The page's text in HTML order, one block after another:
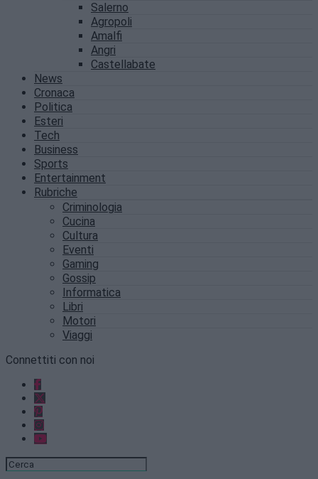
Salerno
Agropoli
Amalfi
Angri
Castellabate
News
Cronaca
Politica
Esteri
Tech
Business
Sports
Entertainment
Rubriche
Criminologia
Cucina
Cultura
Eventi
Gaming
Gossip
Informatica
Libri
Motori
Viaggi
Connettiti con noi